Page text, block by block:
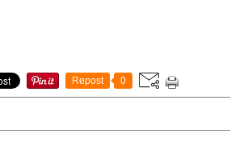
Repost 0